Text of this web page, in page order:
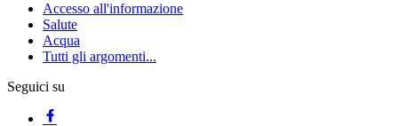
Accesso all'informazione
Salute
Acqua
Tutti gli argomenti...
Seguici su